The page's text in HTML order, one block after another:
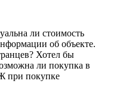
ли стоимость
об объекте.
Хотел бы
ли покупка в
при покупке